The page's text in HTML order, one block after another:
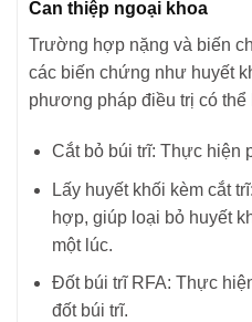
Can thiệp ngoại khoa
Trường hợp nặng và biến
các biến chứng như huyết
phương pháp điều trị có thể
Cắt bỏ búi trĩ: Thực hiện
Lấy huyết khối kèm cắt
hợp, giúp loại bỏ huyết
một lúc.
Đốt búi trĩ RFA: Thực
đốt búi trĩ.